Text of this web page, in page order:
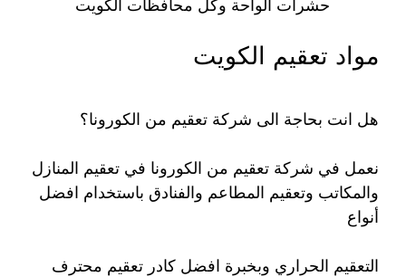
حشرات الواحة وكل محافظات الكويت
مواد تعقيم الكويت
هل انت بحاجة الى شركة تعقيم من الكورونا؟
نعمل في شركة تعقيم من الكورونا في تعقيم المنازل
والمكاتب وتعقيم المطاعم والفنادق باستخدام افضل
أنواع
التعقيم الحراري وبخبرة افضل كادر تعقيم محترف